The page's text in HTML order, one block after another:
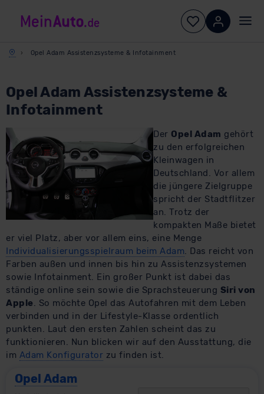
Opel Adam Assistenzsysteme & Infotainment
Opel Adam Assistenzsysteme &
Infotainment
Der Opel Adam gehört
zu den erfolgreichen
Kleinwagen in
Deutschland. Vor allem
die jüngere Zielgruppe
spricht der Stadtflitzer
an. Trotz der
kompakten Maße bietet
er viel Platz, aber vor allem eins, eine Menge
Individualisierungsspielraum beim Adam. Das reicht von
Farben außen und innen bis hin zu Assistenzsystemen
sowie Infotainment. Ein großer Punkt ist dabei das
ständige online sein sowie die Sprachsteuerung Siri von
Apple. So möchte Opel das Autofahren mit dem Leben
verbinden und in der Lifestyle-Klasse ordentlich
punkten. Laut den ersten Zahlen scheint das zu
funktionieren. Nun blicken wir auf den Ausstattung, die
im Adam Konfigurator zu finden ist.
Opel Adam